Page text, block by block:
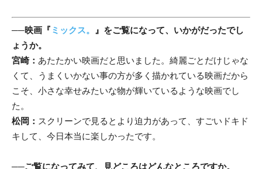
──映画『 ミックス。
』をご覧になって、いかがだったでし
ょうか。
宮崎： あたたかい映画だと思いました。綺麗ごとだけじゃな
くて、うまくいかない事の方が多く描かれている映画だから
こそ、小さな幸せみたいな物が輝いているような映画でし
た。
松岡： スクリーンで見るとより迫力があって、すごいドキド
キして、今日本当に楽しかったです。
──ご覧になってみて、見どころはどんなところですか。